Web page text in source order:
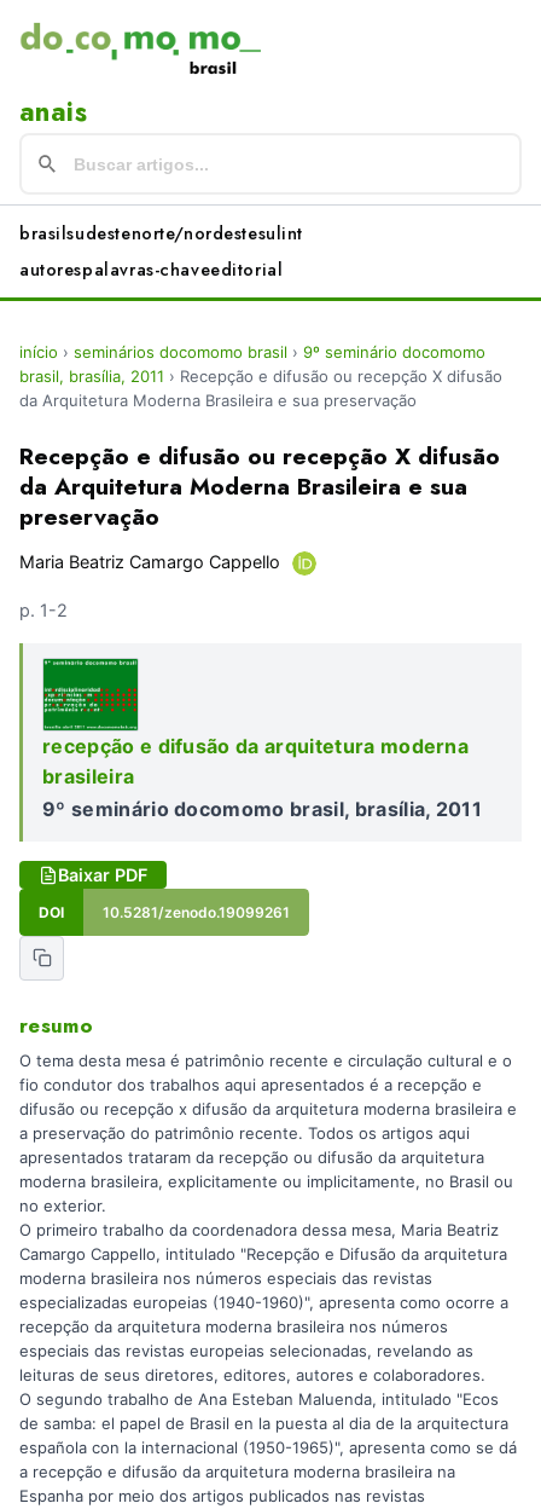
anais
brasilsudestenorte/nordestesulint
autorespalavras-chaveeditorial
início › seminários docomomo brasil › 9º seminário docomomo
brasil, brasília, 2011 › Recepção e difusão ou recepção X difusão
da Arquitetura Moderna Brasileira e sua preservação
Recepção e difusão ou recepção X difusão
da Arquitetura Moderna Brasileira e sua
preservação
Maria Beatriz Camargo Cappello
p. 1-2
recepção e difusão da arquitetura moderna
brasileira
9º seminário docomomo brasil, brasília, 2011
Baixar PDF
DOI 10.5281/zenodo.19099261
resumo
O tema desta mesa é patrimônio recente e circulação cultural e o
fio condutor dos trabalhos aqui apresentados é a recepção e
difusão ou recepção x difusão da arquitetura moderna brasileira e
a preservação do patrimônio recente. Todos os artigos aqui
apresentados trataram da recepção ou difusão da arquitetura
moderna brasileira, explicitamente ou implicitamente, no Brasil ou
no exterior.
O primeiro trabalho da coordenadora dessa mesa, Maria Beatriz
Camargo Cappello, intitulado "Recepção e Difusão da arquitetura
moderna brasileira nos números especiais das revistas
especializadas europeias (1940-1960)", apresenta como ocorre a
recepção da arquitetura moderna brasileira nos números
especiais das revistas europeias selecionadas, revelando as
leituras de seus diretores, editores, autores e colaboradores.
O segundo trabalho de Ana Esteban Maluenda, intitulado "Ecos
de samba: el papel de Brasil en la puesta al dia de la arquitectura
española con la internacional (1950-1965)", apresenta como se dá
a recepção e difusão da arquitetura moderna brasileira na
Espanha por meio dos artigos publicados nas revistas